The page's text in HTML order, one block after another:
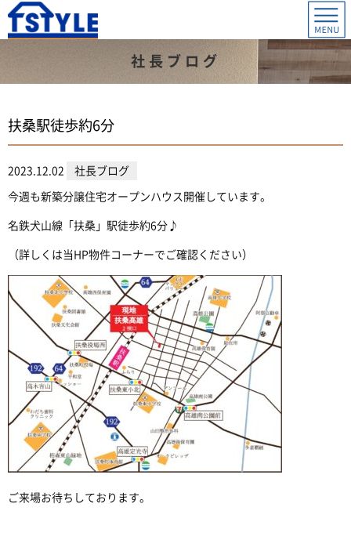
社長ブログ
扶桑駅徒歩約6分
2023.12.02 社長ブログ
今週も新築分譲住宅オープンハウス開催しています。
名鉄犬山線「扶桑」駅徒歩約6分♪
（詳しくは当HP物件コーナーでご確認ください）
ご来場お待ちしております。